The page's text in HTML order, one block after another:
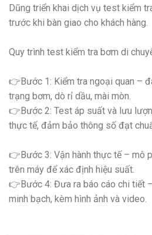
Dũng triển khai dịch vụ test kiểm
trước khi bàn giao cho khách hàng.
Quy trình test kiểm tra bơm di
👉Bước 1: Kiểm tra ngoại quan –
trạng bơm, dò rỉ dầu, mài mòn.
👉Bước 2: Test áp suất và lưu
thực tế, đảm bảo thông số đạt
👉Bước 3: Vận hành thực tế – mô
trên máy để xác định hiệu suất.
👉Bước 4: Đưa ra báo cáo chi tiết
minh bạch, kèm hình ảnh và video.